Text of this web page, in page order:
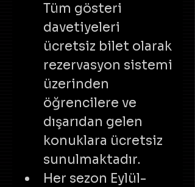
Tüm gösteri
davetiyeleri
ücretsiz bilet olarak
rezervasyon sistemi
üzerinden
öğrencilere ve
dışarıdan gelen
konuklara ücretsiz
sunulmaktadır.
Her sezon Eylül-